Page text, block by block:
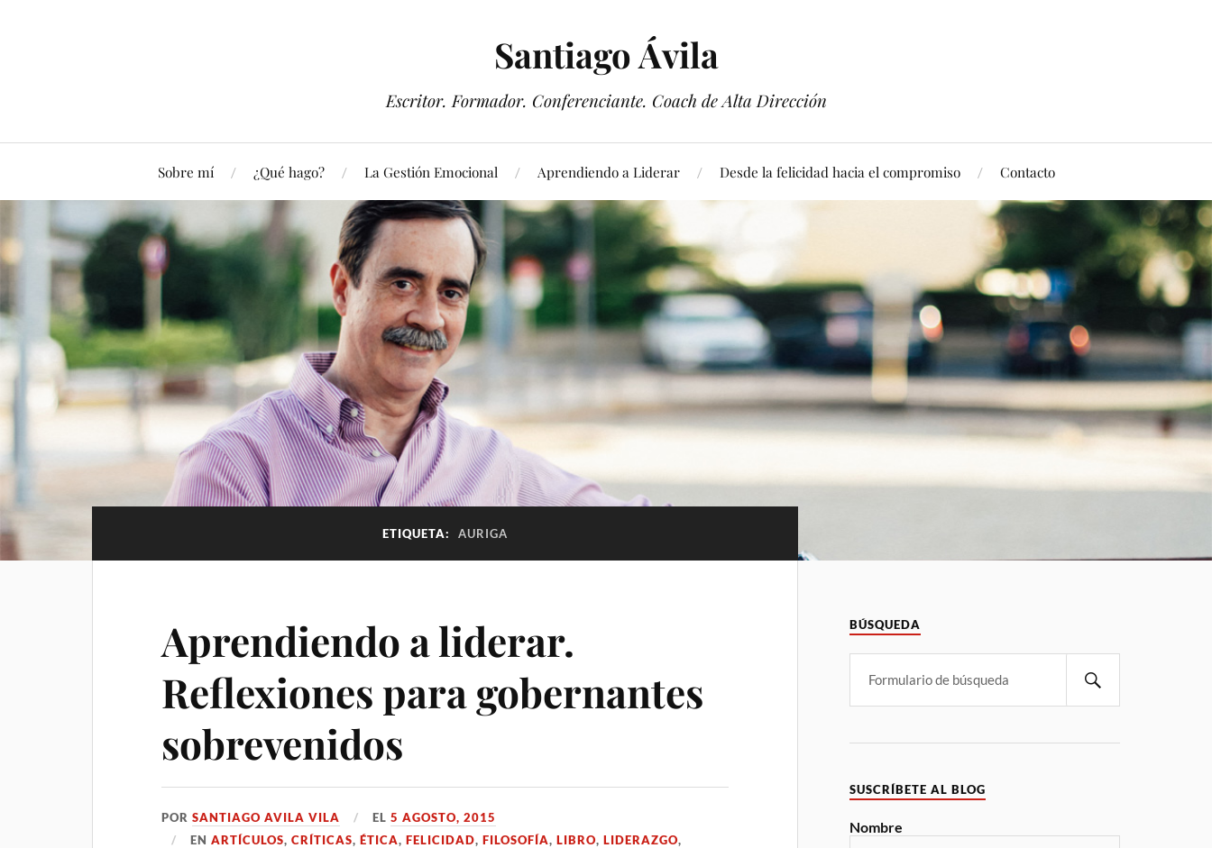
Santiago Ávila
Escritor. Formador. Conferenciante. Coach de Alta Dirección
Sobre mí ¿Qué hago? La Gestión Emocional Aprendiendo a Liderar Desde la felicidad hacia el compromiso Contacto
ETIQUETA: AURIGA
Aprendiendo a liderar.
Reflexiones para gobernantes
sobrevenidos
PORSANTIAGO AVILA VILA EL5 AGOSTO, 2015
ENARTÍCULOS,CRÍTICAS,ÉTICA,FELICIDAD,FILOSOFÍA,LIBRO,LIDERAZGO,
BÚSQUEDA
SUSCRÍBETE AL BLOG
Nombre